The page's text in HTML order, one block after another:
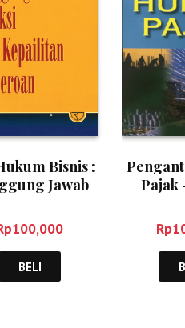
Bisnis :
Jawab
–
Wijaya
100,000
BELI
Pajak
Rp